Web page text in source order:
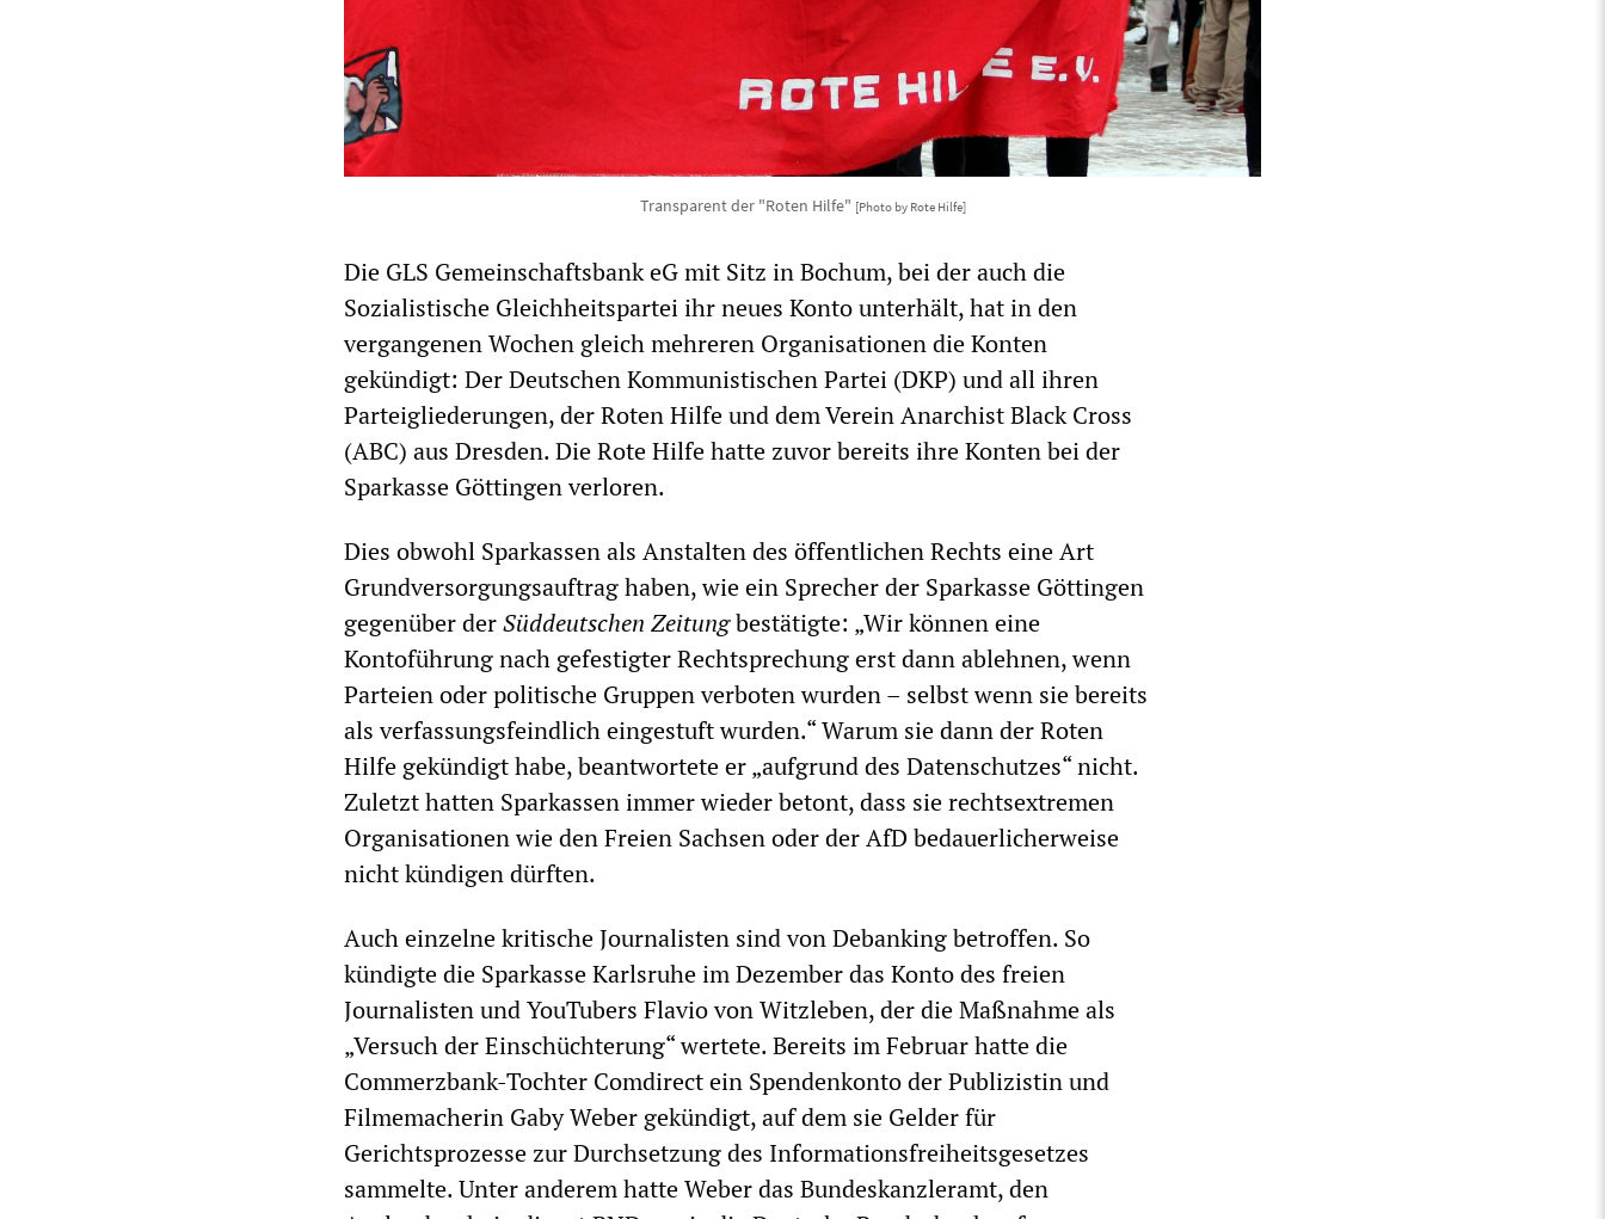
Transparent der "Roten Hilfe" [Photo by Rote Hilfe]
Die GLS Gemeinschaftsbank eG mit Sitz in Bochum, bei der auch die
Sozialistische Gleichheitspartei ihr neues Konto unterhält, hat in den
vergangenen Wochen gleich mehreren Organisationen die Konten
gekündigt: Der Deutschen Kommunistischen Partei (DKP) und all ihren
Parteigliederungen, der Roten Hilfe und dem Verein Anarchist Black Cross
(ABC) aus Dresden. Die Rote Hilfe hatte zuvor bereits ihre Konten bei der
Sparkasse Göttingen verloren.
Dies obwohl Sparkassen als Anstalten des öffentlichen Rechts eine Art
Grundversorgungsauftrag haben, wie ein Sprecher der Sparkasse Göttingen
gegenüber derSüddeutschen Zeitungbestätigte: „Wir können eine
Kontoführung nach gefestigter Rechtsprechung erst dann ablehnen, wenn
Parteien oder politische Gruppen verboten wurden – selbst wenn sie bereits
als verfassungsfeindlich eingestuft wurden.“ Warum sie dann der Roten
Hilfe gekündigt habe, beantwortete er „aufgrund des Datenschutzes“ nicht.
Zuletzt hatten Sparkassen immer wieder betont, dass sie rechtsextremen
Organisationen wie den Freien Sachsen oder der AfD bedauerlicherweise
nicht kündigen dürften.
Auch einzelne kritische Journalisten sind von Debanking betroffen. So
kündigte die Sparkasse Karlsruhe im Dezember das Konto des freien
Journalisten und YouTubers Flavio von Witzleben, der die Maßnahme als
„Versuch der Einschüchterung“ wertete. Bereits im Februar hatte die
Commerzbank-Tochter Comdirect ein Spendenkonto der Publizistin und
Filmemacherin Gaby Weber gekündigt, auf dem sie Gelder für
Gerichtsprozesse zur Durchsetzung des Informationsfreiheitsgesetzes
sammelte. Unter anderem hatte Weber das Bundeskanzleramt, den